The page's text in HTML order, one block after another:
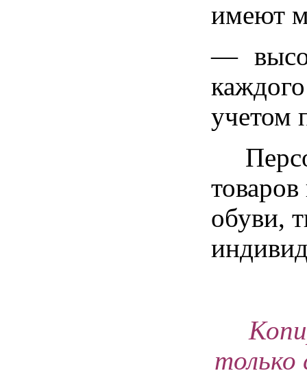
имеют
—
учетом
обуви,
только